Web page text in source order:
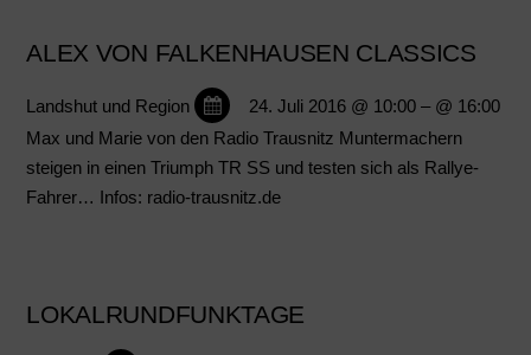
ALEX VON FALKENHAUSEN CLASSICS
Landshut und Region 24. Juli 2016 @ 10:00 – @ 16:00
Max und Marie von den Radio Trausnitz Muntermachern
steigen in einen Triumph TR SS und testen sich als Rallye-
Fahrer… Infos: radio-trausnitz.de
LOKALRUNDFUNKTAGE